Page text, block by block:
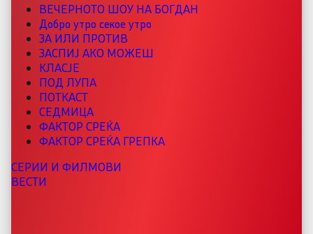
ВЕЧЕРНОТО ШОУ НА БОГДАН
Добро утро секое утро
ЗА ИЛИ ПРОТИВ
ЗАСПИЈ АКО МОЖЕШ
КЛАСЈЕ
ПОД ЛУПА
ПОТКАСТ
СЕДМИЦА
ФАКТОР СРЕЌА
ФАКТОР СРЕЌА ГРЕПКА
СЕРИИ И ФИЛМОВИ
ВЕСТИ